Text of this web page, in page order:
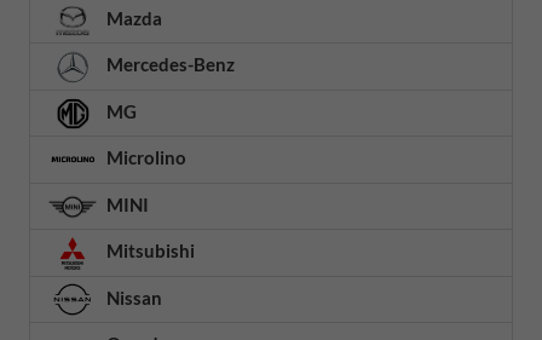
Mazda
Mercedes-Benz
MG
Microlino
MINI
Mitsubishi
Nissan